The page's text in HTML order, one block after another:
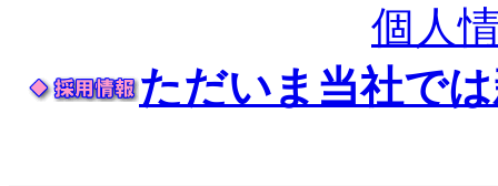
個人
ただいま当社で